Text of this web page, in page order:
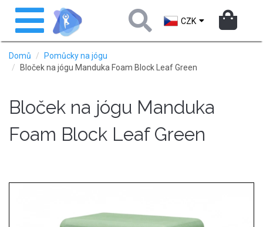
Přejít
hlavnímu
obsahu
Toggle
navigation
CZK
Domů
Pomůcky na jógu
Bloček na jógu Manduka Foam Block Leaf Green
Bloček na jógu Manduka
Foam Block Leaf Green